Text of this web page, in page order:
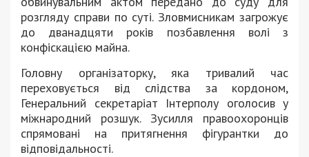
розгляду справи по суті. Зловмисникам загрожує
до дванадцяти років позбавлення волі з
конфіскацією майна.
Головну організаторку, яка тривалий час
переховується від слідства за кордоном,
Генеральний секретаріат Інтерполу оголосив у
міжнародний розшук. Зусилля правоохоронців
спрямовані на притягнення фігурантки до
відповідальності.